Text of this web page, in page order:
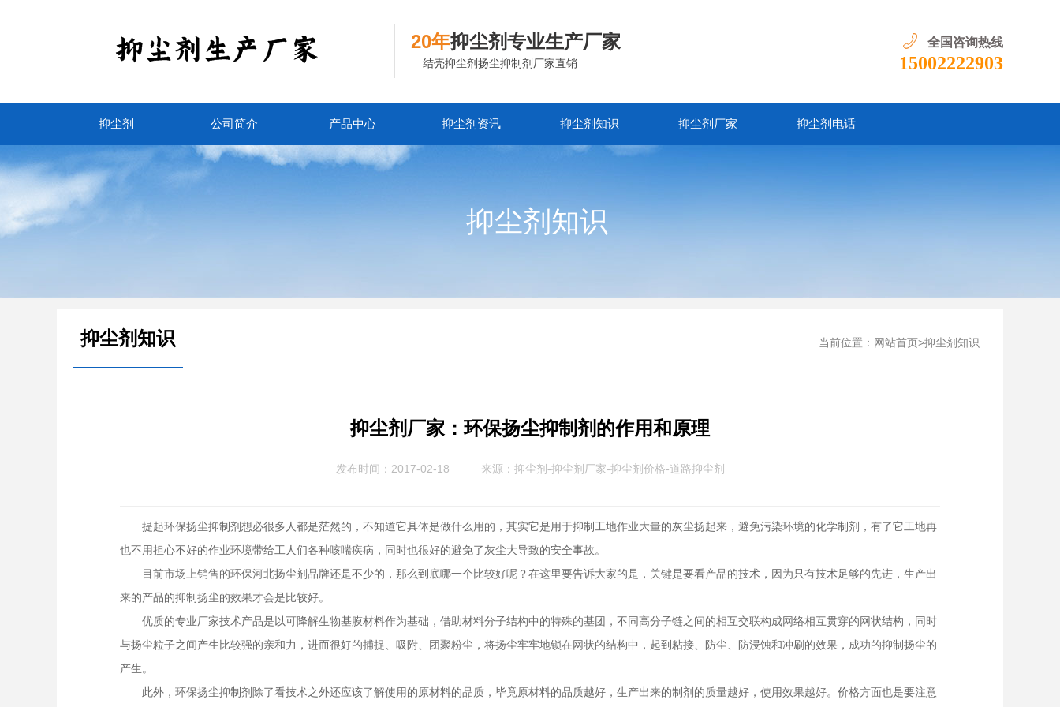
20年抑尘剂专业生产厂家
结壳抑尘剂扬尘抑制剂厂家直销
全国咨询热线
15002222903
抑尘剂 公司简介 产品中心 抑尘剂资讯 抑尘剂知识 抑尘剂厂家 抑尘剂电话
抑尘剂知识
抑尘剂知识 当前位置： 网站首页 >抑尘剂知识
抑尘剂厂家：环保扬尘抑制剂的作用和原理
发布时间：2017-02-18 来源： 抑尘剂-抑尘剂厂家-抑尘剂价格-道路抑尘剂
提起环保扬尘抑制剂想必很多人都是茫然的，不知道它具体是做什么用的，其实它是用于抑制工地作业大量的灰尘扬起来，避免污染环境的化学制剂，有了它工地再
也不用担心不好的作业环境带给工人们各种咳喘疾病，同时也很好的避免了灰尘大导致的安全事故。
目前市场上销售的环保河北扬尘剂品牌还是不少的，那么到底哪一个比较好呢？在这里要告诉大家的是，关键是要看产品的技术，因为只有技术足够的先进，生产出
来的产品的抑制扬尘的效果才会是比较好。
优质的专业厂家技术产品是以可降解生物基膜材料作为基础，借助材料分子结构中的特殊的基团，不同高分子链之间的相互交联构成网络相互贯穿的网状结构，同时
与扬尘粒子之间产生比较强的亲和力，进而很好的捕捉、吸附、团聚粉尘，将扬尘牢牢地锁在网状的结构中，起到粘接、防尘、防浸蚀和冲刷的效果，成功的抑制扬尘的
产生。
此外，环保扬尘抑制剂除了看技术之外还应该了解使用的原材料的品质，毕竟原材料的品质越好，生产出来的制剂的质量越好，使用效果越好。价格方面也是要注意